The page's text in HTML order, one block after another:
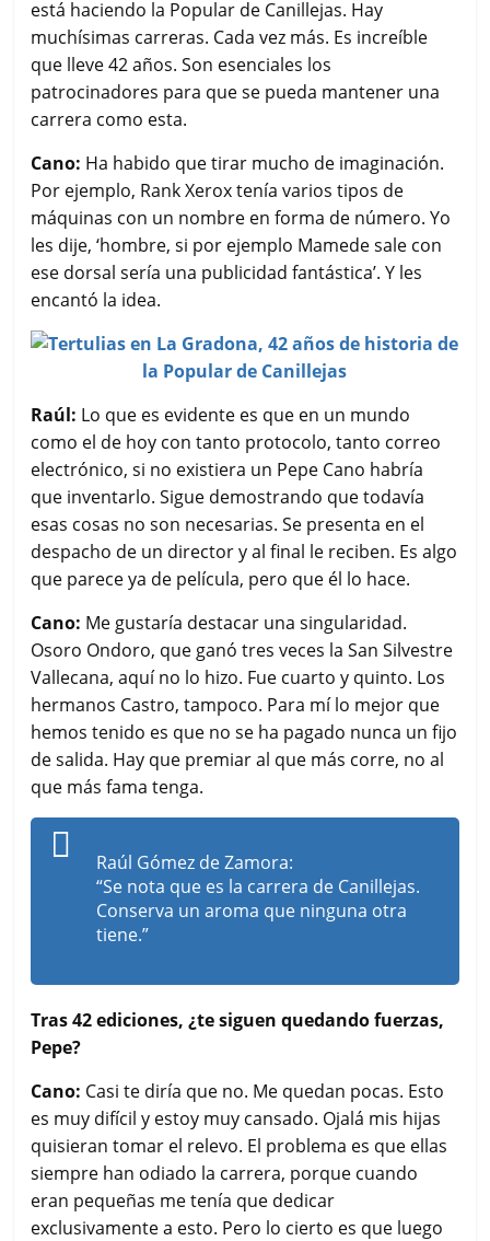
está haciendo la Popular de Canillejas. Hay
muchísimas carreras. Cada vez más. Es increíble
que lleve 42 años. Son esenciales los
patrocinadores para que se pueda mantener una
carrera como esta.
Cano: Ha habido que tirar mucho de imaginación.
Por ejemplo, Rank Xerox tenía varios tipos de
máquinas con un nombre en forma de número. Yo
les dije, ‘hombre, si por ejemplo Mamede sale con
ese dorsal sería una publicidad fantástica’. Y les
encantó la idea.
Raúl: Lo que es evidente es que en un mundo
como el de hoy con tanto protocolo, tanto correo
electrónico, si no existiera un Pepe Cano habría
que inventarlo. Sigue demostrando que todavía
esas cosas no son necesarias. Se presenta en el
despacho de un director y al final le reciben. Es algo
que parece ya de película, pero que él lo hace.
Cano: Me gustaría destacar una singularidad.
Osoro Ondoro, que ganó tres veces la San Silvestre
Vallecana, aquí no lo hizo. Fue cuarto y quinto. Los
hermanos Castro, tampoco. Para mí lo mejor que
hemos tenido es que no se ha pagado nunca un fijo
de salida. Hay que premiar al que más corre, no al
que más fama tenga.
Raúl Gómez de Zamora:
“Se nota que es la carrera de Canillejas.
Conserva un aroma que ninguna otra
tiene.”
Tras 42 ediciones, ¿te siguen quedando fuerzas,
Pepe?
Cano: Casi te diría que no. Me quedan pocas. Esto
es muy difícil y estoy muy cansado. Ojalá mis hijas
quisieran tomar el relevo. El problema es que ellas
siempre han odiado la carrera, porque cuando
eran pequeñas me tenía que dedicar
exclusivamente a esto. Pero lo cierto es que luego